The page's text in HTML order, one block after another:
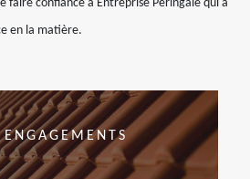
faire confiance à Entreprise Peringale qui a
en la matière.